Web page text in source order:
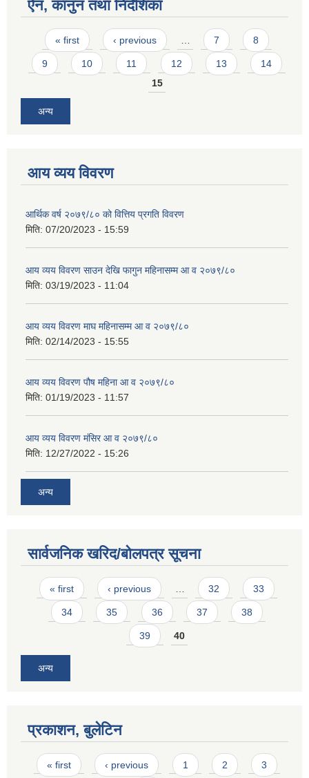
ऐन, कानुन तथा निर्देशिका
Pages
« first ‹ previous … 7 8
9 10 11 12 13
14
15
अन्य
आय व्यय विवरण
आर्थिक वर्ष २०७९/८० को वित्तिय प्रगति विवरण
मिति: 07/20/2023 - 15:59
आय व्यय विवरण साउन देखि फागुन महिनासम्म आ व २०७९/८०
मिति: 03/19/2023 - 11:04
आय व्यय विवरण माघ महिनासम्म आ व २०७९/८०
मिति: 02/14/2023 - 15:55
आय व्यय विवरण पौष महिना आ व २०७९/८०
मिति: 01/19/2023 - 11:57
आय व्यय विवरण मंसिर आ व २०७९/८०
मिति: 12/27/2022 - 15:26
अन्य
सार्वजनिक खरिद/बोलपत्र सूचना
Pages
« first ‹ previous … 32 33
34 35 36 37 38
39 40
अन्य
प्रकाशन, बुलेटिन
Pages
« first ‹ previous 1 2 3